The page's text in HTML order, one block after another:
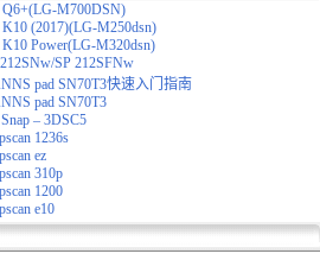
M700DSN)
(2017)(LG-M250dsn)
Power(LG-M320dsn)
SP 212SFNw
pad SN70T3快速入门指南
pad SN70T3
– 3DSC5
1236s
ez
310p
1200
e10